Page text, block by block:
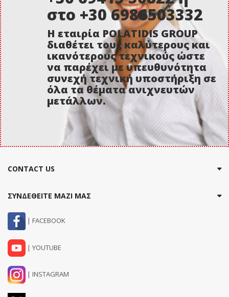
στο +30 6986503332
Η εταιρία POLATIDIS GROUP
διαθέτει τους καλύτερους και
ικανότερους τεχνικούς ώστε
να παρέχει με υπευθυνότητα
συνεχή τεχνική υποστήριξη σε
όλα τα θέματα ανιχνευτών
μετάλλων.
CONTACT US
ΣΥΝΔΕΘΕΙΤΕ ΜΑΖΙ ΜΑΣ
| FACEBOOK
| YOUTUBE
| INSTAGRAM